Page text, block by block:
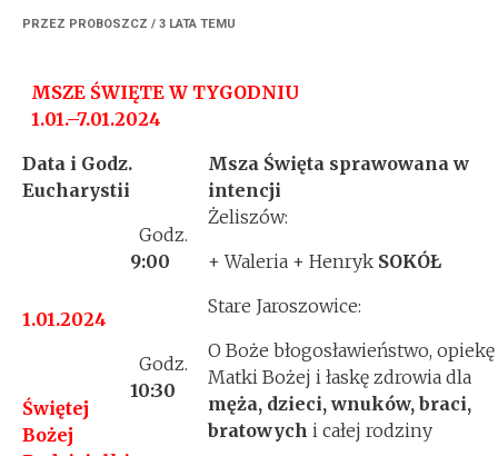
PRZEZ PROBOSZCZ / 3 LATA TEMU
MSZE ŚWIĘTE W TYGODNIU
1.01.–7.01.2024
Data i Godz.
Eucharystii
Msza Święta sprawowana w
intencji
1.01.2024
Świętej
Bożej
Godz.
9:00
Żeliszów:
+ Waleria + Henryk SOKÓŁ
Godz.
10:30
Stare Jaroszowice:
O Boże błogosławieństwo, opiekę
Matki Bożej i łaskę zdrowia dla
męża, dzieci, wnuków, braci,
bratowych i całej rodziny